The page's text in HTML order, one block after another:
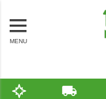
MENU